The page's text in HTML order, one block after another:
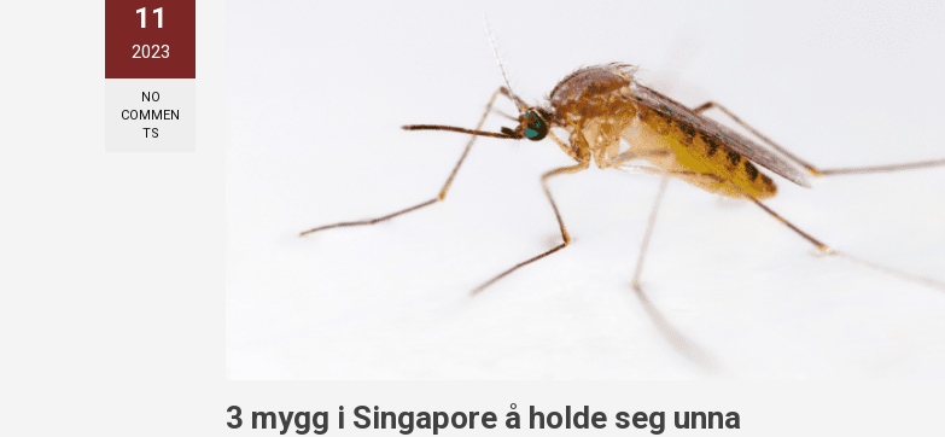
11
2023
NO
COMMEN
TS
3 mygg i Singapore å holde seg unna